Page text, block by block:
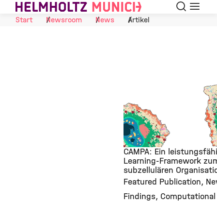
Skip to Content Suche
Start
Newsroom News Artikel
©
CAMPA: Ein
Learning-Framework
subzellulären
Featured Publication
Findings